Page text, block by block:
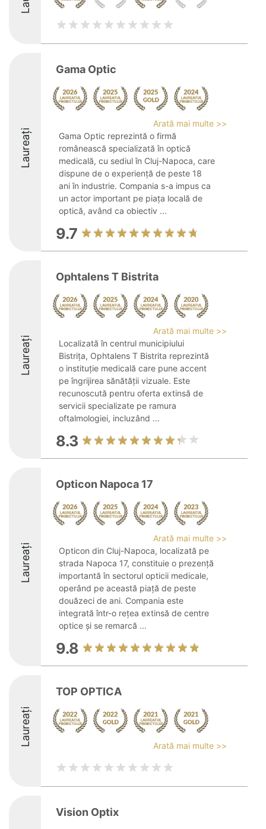
Laureați
Gama Optic
Arată mai multe >>
Gama Optic reprezintă o firmă
românească specializată în optică
medicală, cu sediul în Cluj-Napoca, care
dispune de o experiență de peste 18
ani în industrie. Compania s-a impus ca
un actor important pe piața locală de
optică, având ca obiectiv ...
9.7
Laureați
Ophtalens T Bistrita
Arată mai multe >>
Localizată în centrul municipiului
Bistrița, Ophtalens T Bistrita reprezintă
o instituție medicală care pune accent
pe îngrijirea sănătății vizuale. Este
recunoscută pentru oferta extinsă de
servicii specializate pe ramura
oftalmologiei, incluzând ...
8.3
Laureați
Opticon Napoca 17
Arată mai multe >>
Opticon din Cluj-Napoca, localizată pe
strada Napoca 17, constituie o prezență
importantă în sectorul opticii medicale,
operând pe această piață de peste
douăzeci de ani. Compania este
integrată într-o rețea extinsă de centre
optice și se remarcă ...
9.8
Laureați
TOP OPTICA
Arată mai multe >>
Vision Optix